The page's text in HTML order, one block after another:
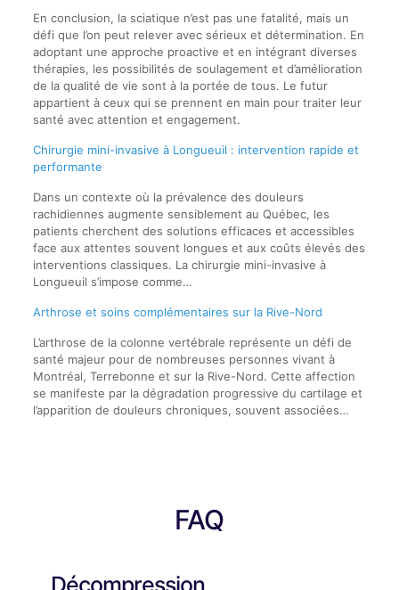
En conclusion, la sciatique n’est pas une fatalité, mais un
défi que l’on peut relever avec sérieux et détermination. En
adoptant une approche proactive et en intégrant diverses
thérapies, les possibilités de soulagement et d’amélioration
de la qualité de vie sont à la portée de tous. Le futur
appartient à ceux qui se prennent en main pour traiter leur
santé avec attention et engagement.
Chirurgie mini-invasive à Longueuil : intervention rapide et
performante
Dans un contexte où la prévalence des douleurs
rachidiennes augmente sensiblement au Québec, les
patients cherchent des solutions efficaces et accessibles
face aux attentes souvent longues et aux coûts élevés des
interventions classiques. La chirurgie mini-invasive à
Longueuil s’impose comme…
Arthrose et soins complémentaires sur la Rive-Nord
L’arthrose de la colonne vertébrale représente un défi de
santé majeur pour de nombreuses personnes vivant à
Montréal, Terrebonne et sur la Rive-Nord. Cette affection
se manifeste par la dégradation progressive du cartilage et
l’apparition de douleurs chroniques, souvent associées…
FAQ
Décompression